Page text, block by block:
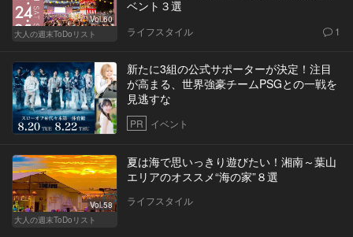
Vol.60
大人の週末ToDoリスト
ベント３選
ライフスタイル 1
新たに3組の公式サポーターが決定！注目
が高まる、世界強豪チームPSGとの一戦を
見逃すな
PR イベント
Vol.58
大人の週末ToDoリスト
夏は海で思いっきり遊びたい！湘南～葉山
エリアのオススメ“海の家”８選
ライフスタイル